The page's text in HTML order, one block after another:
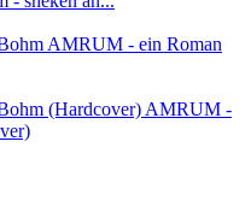
AMRUM - ein Roman
AMRUM -